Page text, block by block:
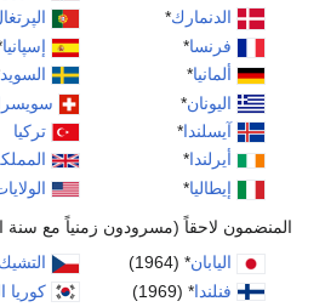
الدنمارك*
فرنسا*
ألمانيا*
اليونان*
آيسلندا*
أيرلندا*
إيطاليا*
إسپانيا
السويد
تركيا
المنضمون لاحقاً (مسرودون زمنياً مع سنة
اليابان* (1964)
فنلندا* (1969)
كوريا